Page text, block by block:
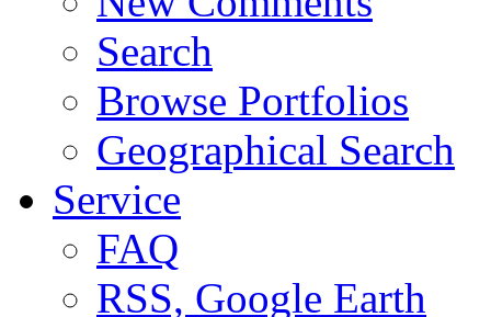
Search
Browse Portfolios
Geographical Search
Service
FAQ
RSS, Google Earth